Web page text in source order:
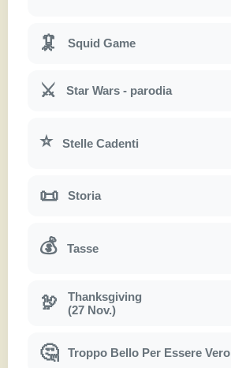
🦑 Squid Game
⚔ Star Wars - parodia
⭐ Stelle Cadenti
📜 Storia
💰 Tasse
🦃
Thanksgiving
(27 Nov.)
🤔 Troppo Bello Per Essere Vero